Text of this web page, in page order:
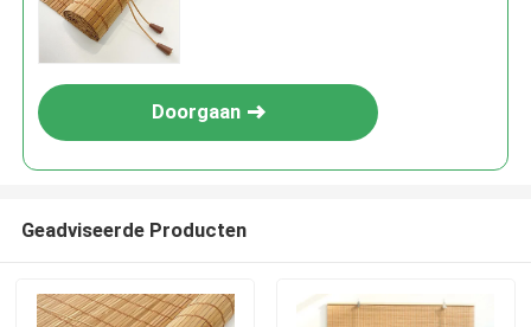
Doorgaan
Geadviseerde Producten